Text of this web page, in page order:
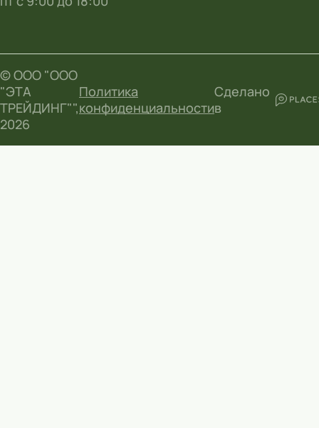
© ООО "ООО
"ЭТА
ТРЕЙДИНГ"",
2026
Политика
конфиденциальности
Сделано
в